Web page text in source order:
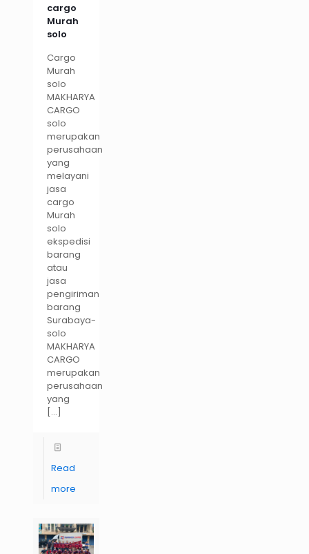
cargo
Murah
solo
Cargo
Murah
solo
MAKHARYA
CARGO
solo
merupakan
perusahaan
yang
melayani
jasa
cargo
Murah
solo
ekspedisi
barang
atau
jasa
pengiriman
barang
Surabaya-
solo
MAKHARYA
CARGO
merupakan
perusahaan
yang
[…]
Read
more